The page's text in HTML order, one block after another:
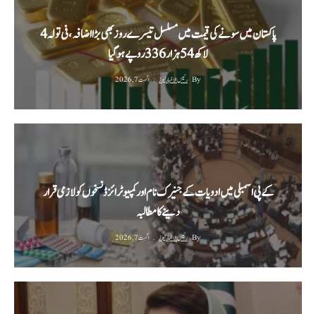
پاکستان میں سونے کی قیمت میں مسلسل تیسرے روز بھی بڑا اضافہ، فی تولہ 4
لاکھ 54 ہزار 336 روپے ہوگیا
By رئیس الاخبار نیوز اگست 7, 2026
کے پی اسمبلی میں ادویات کے جنیرک نام اور کمپیوٹرائزڈ نسخوں کو لازمی قرار
دینے کا مطالبہ
By رئیس الاخبار نیوز اگست 7, 2026